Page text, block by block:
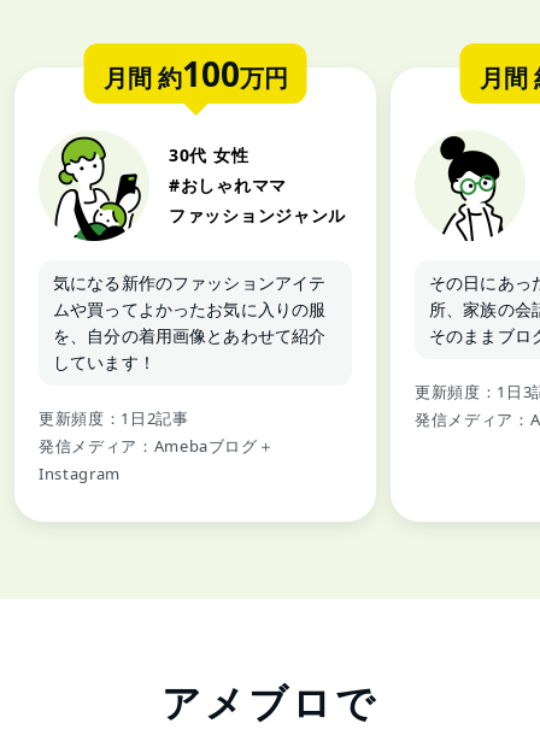
月間 約100万円
30代 女性
#おしゃれママ
ファッションジャンル
気になる新作のファッションアイテ
ムや買ってよかったお気に入りの服
を、自分の着用画像とあわせて紹介
しています！
更新頻度：1日2記事
発信メディア：Amebaブログ＋
Instagram
月間
その日にあっ
所、家族の会
そのままブロ
更新頻度：1日3
発信メディア：
アメブロで